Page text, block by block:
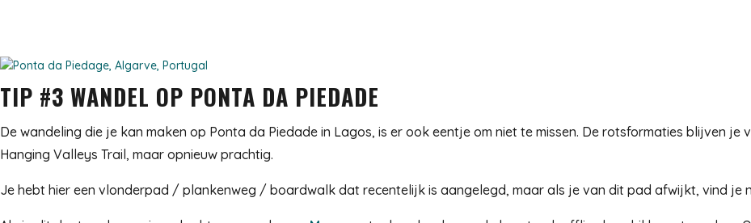
TIP #3 WANDEL OP PONTA DA PIEDADE
De wandeling die je kan maken op Ponta da Piedade in Lagos, is er ook eentje om niet te missen. De rotsformaties blijven je
Hanging Valleys Trail, maar opnieuw prachtig.
Je hebt hier een vlonderpad / plankenweg / boardwalk dat recentelijk is aangelegd, maar als je van dit pad afwijkt, vind je